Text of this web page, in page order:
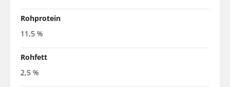
Rohprotein
11,5 %
Rohfett
2,5 %